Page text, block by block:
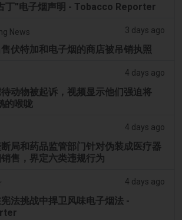
丁”电子烟声明 - Tobacco Reporter
News 3 days ago
伏特加和电子烟的商店被吊销执照
4 days ago
动物被起诉，视频显示他们强迫将
的喉咙
4 days ago
局和药品监管部门针对伪装成医疗器
售，界定六类违规行为
4 days ago
法挑战中捍卫风味电子烟法 -